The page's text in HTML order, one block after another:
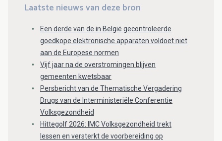
Laatste nieuws van deze bron
Een derde van de in België gecontroleerde
goedkope elektronische apparaten voldoet niet
aan de Europese normen
Vijf jaar na de overstromingen blijven
gemeenten kwetsbaar
Persbericht van de Thematische Vergadering
Drugs van de Interministeriële Conferentie
Volksgezondheid
Hittegolf 2026: IMC Volksgezondheid trekt
lessen en versterkt de voorbereiding op